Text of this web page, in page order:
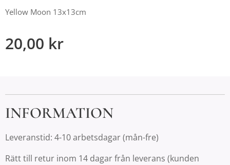
Yellow Moon 13x13cm
20,00 kr
INFORMATION
Leveranstid: 4-10 arbetsdagar (mån-fre)
Rätt till retur inom 14 dagar från leverans (kunden